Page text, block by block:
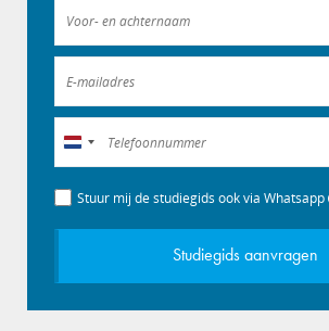
Nederland
+31
Stuur mij de studiegids ook via Whatsapp
Studiegids aanvragen